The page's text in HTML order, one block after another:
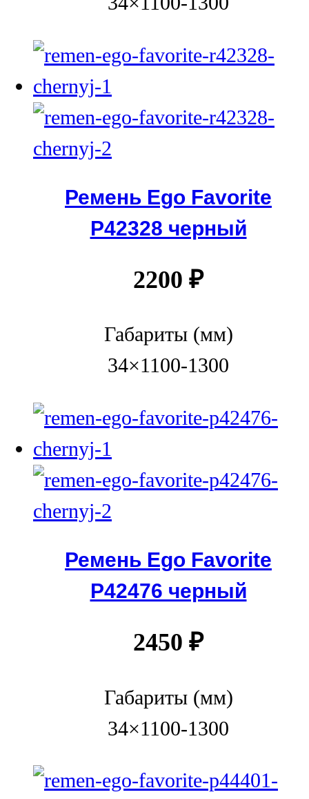
Ремень Ego Favorite
Р42328 черный
2200 ₽
Габариты (мм)
34×1100-1300
Ремень Ego Favorite
P42476 черный
2450 ₽
Габариты (мм)
34×1100-1300